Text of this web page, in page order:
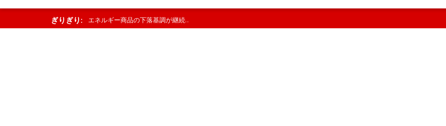
ぎりぎり: 商品市場はまちまちの展開